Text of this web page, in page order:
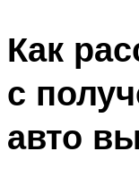
Как
с
авто